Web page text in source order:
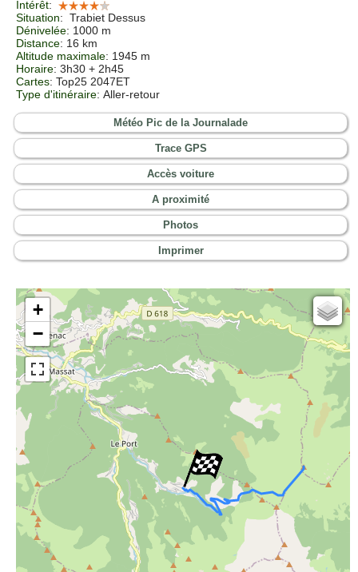
Intérêt:
Situation: Trabiet Dessus
Dénivelée: 1000 m
Distance: 16 km
Altitude maximale: 1945 m
Horaire: 3h30 + 2h45
Cartes: Top25 2047ET
Type d'itinéraire: Aller-retour
Météo Pic de la Journalade
Trace GPS
Accès voiture
A proximité
Photos
Imprimer
+
−
Cartes IGN
Open Topo Map
ESRI Word Imagery
Photographies aériennes